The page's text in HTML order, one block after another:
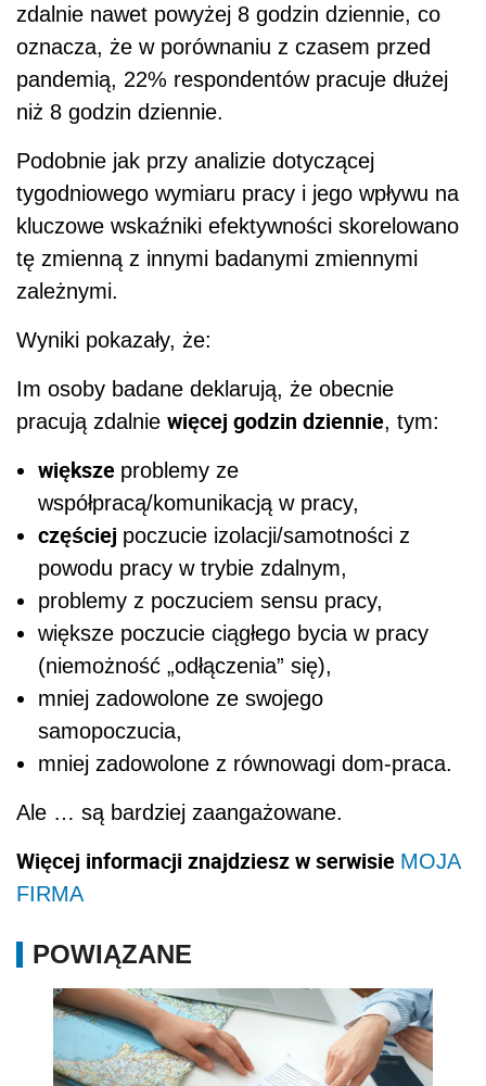
zdal­nie nawet powyżej 8 godzin dziennie, co
oznacza, że w porównaniu z czasem przed
pandemią, 22% respondentów pracuje dłużej
niż 8 godzin dziennie.
Podobnie jak przy analizie dotyczącej
tygodniowego wymiaru pracy i jego wpływu na
kluczowe wskaźniki efektywności skorelowa­no
tę zmienną z innymi badanymi zmiennymi
zależnymi.
Wyniki pokazały, że:
Im osoby badane deklarują, że obecnie
pracują zdalnie więcej godzin dziennie, tym:
większe problemy ze
współpracą/komunikacją w pracy,
częściej poczucie izolacji/samotności z
powodu pracy w trybie zdalnym,
problemy z poczuciem sensu pracy,
większe poczucie ciągłego bycia w pracy
(niemożność „odłączenia” się),
mniej zadowolone ze swojego
samopoczucia,
mniej zadowolone z równowagi dom-praca.
Ale … są bardziej zaangażowane.
Więcej informacji znajdziesz w serwisie MOJA
FIRMA
POWIĄZANE